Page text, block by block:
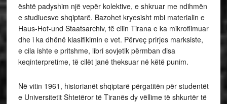
është padyshim një vepër kolektive, e shkruar me ndihmën
e studiuesve shqiptarë. Bazohet kryesisht mbi materialin e
Haus-Hof-und Staatsarchiv, të cilin Tirana e ka mikrofilmuar
dhe i ka dhënë klasifikimin e vet. Përveç prirjes marksiste,
e cila ishte e pritshme, libri sovjetik përmban disa
keqinterpretime, të cilët janë theksuar në këtë punim.
Në vitin 1961, historianët shqiptarë përgatitën për studentët
e Universitetit Shtetëror të Tiranës dy vëllime të shkurtër të